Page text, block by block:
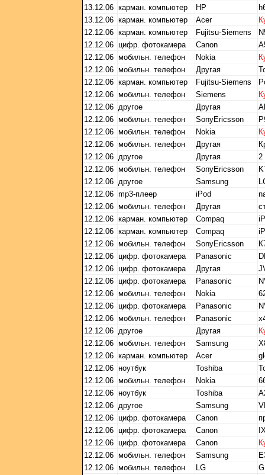
13.12.06 карман. компьютер HP
13.12.06 карман. компьютер Acer
12.12.06 карман. компьютер Fujitsu-Siemens
12.12.06 цифр. фотокамера Canon
12.12.06 мобильн. телефон Nokia
12.12.06 мобильн. телефон Другая
12.12.06 карман. компьютер Fujitsu-Siemens
12.12.06 мобильн. телефон Siemens
12.12.06 другое Другая
12.12.06 мобильн. телефон SonyEricsson
12.12.06 мобильн. телефон Nokia
12.12.06 мобильн. телефон Другая
12.12.06 другое Другая
2
12.12.06 мобильн. телефон SonyEricsson
12.12.06 другое Samsung
12.12.06 mp3-плеер iPod
12.12.06 мобильн. телефон Другая
12.12.06 карман. компьютер Compaq
12.12.06 карман. компьютер Compaq
12.12.06 мобильн. телефон SonyEricsson
12.12.06 цифр. фотокамера Panasonic
12.12.06 цифр. фотокамера Другая
12.12.06 цифр. фотокамера Panasonic
12.12.06 мобильн. телефон Nokia
12.12.06 цифр. фотокамера Panasonic
12.12.06 мобильн. телефон Panasonic
12.12.06 другое Другая
12.12.06 мобильн. телефон Samsung
12.12.06 карман. компьютер Acer
12.12.06 ноутбук Toshiba
12.12.06 мобильн. телефон Nokia
12.12.06 ноутбук Toshiba
12.12.06 другое Samsung
12.12.06 цифр. фотокамера Canon
12.12.06 цифр. фотокамера Canon
12.12.06 цифр. фотокамера Canon
12.12.06 мобильн. телефон Samsung
12.12.06 мобильн. телефон LG